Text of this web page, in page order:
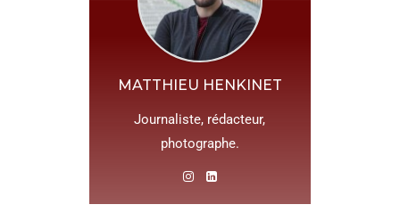
MATTHIEU HENKINET
Journaliste, rédacteur,
photographe.